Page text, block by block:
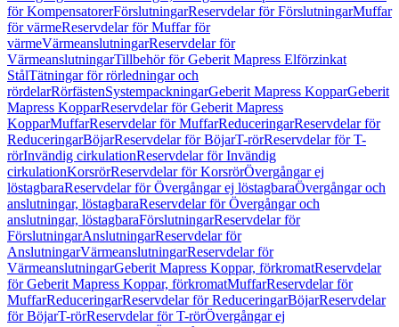
för KompensatorerFörslutningarReservdelar för FörslutningarMuffar
för värmeReservdelar för Muffar för
värmeVärmeanslutningarReservdelar för
VärmeanslutningarTillbehör för Geberit Mapress Elförzinkat
StålTätningar för rörledningar och
rördelarRörfästenSystempackningarGeberit Mapress KopparGeberit
Mapress KopparReservdelar för Geberit Mapress
KopparMuffarReservdelar för MuffarReduceringarReservdelar för
ReduceringarBöjarReservdelar för BöjarT-rörReservdelar för T-
rörInvändig cirkulationReservdelar för Invändig
cirkulationKorsrörReservdelar för KorsrörÖvergångar ej
löstagbaraReservdelar för Övergångar ej löstagbaraÖvergångar och
anslutningar, löstagbaraReservdelar för Övergångar och
anslutningar, löstagbaraFörslutningarReservdelar för
FörslutningarAnslutningarReservdelar för
AnslutningarVärmeanslutningarReservdelar för
VärmeanslutningarGeberit Mapress Koppar, förkromatReservdelar
för Geberit Mapress Koppar, förkromatMuffarReservdelar för
MuffarReduceringarReservdelar för ReduceringarBöjarReservdelar
för BöjarT-rörReservdelar för T-rörÖvergångar ej